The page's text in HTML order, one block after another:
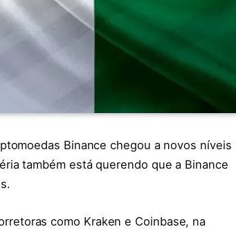
Binance chegou a novos níveis
também está querendo que a Binance
como Kraken e Coinbase, na